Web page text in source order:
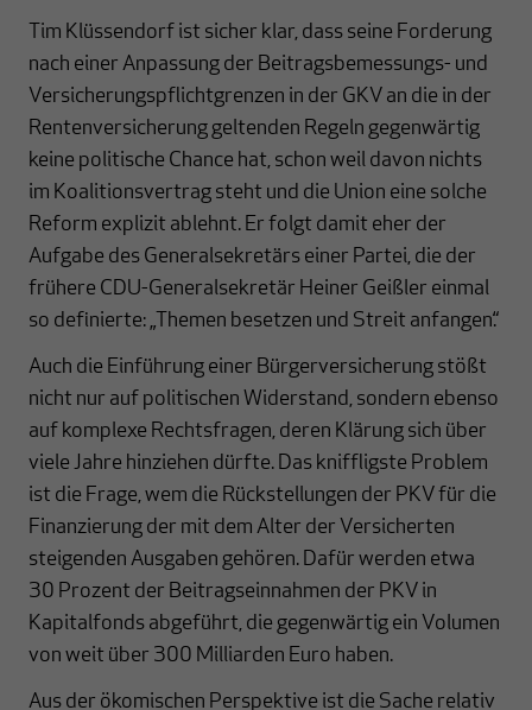
Tim Klüssendorf ist sicher klar, dass seine Forderung
nach einer Anpassung der Beitragsbemessungs- und
Versicherungspflichtgrenzen in der GKV an die in der
Rentenversicherung geltenden Regeln gegenwärtig
keine politische Chance hat, schon weil davon nichts
im Koalitionsvertrag steht und die Union eine solche
Reform explizit ablehnt. Er folgt damit eher der
Aufgabe des Generalsekretärs einer Partei, die der
frühere CDU-Generalsekretär Heiner Geißler einmal
so definierte: „Themen besetzen und Streit anfangen.“
Auch die Einführung einer Bürgerversicherung stößt
nicht nur auf politischen Widerstand, sondern ebenso
auf komplexe Rechtsfragen, deren Klärung sich über
viele Jahre hinziehen dürfte. Das kniffligste Problem
ist die Frage, wem die Rückstellungen der PKV für die
Finanzierung der mit dem Alter der Versicherten
steigenden Ausgaben gehören. Dafür werden etwa
30 Prozent der Beitragseinnahmen der PKV in
Kapitalfonds abgeführt, die gegenwärtig ein Volumen
von weit über 300 Milliarden Euro haben.
Aus der ökomischen Perspektive ist die Sache relativ